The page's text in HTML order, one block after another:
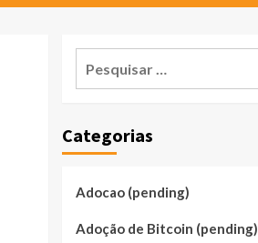
Categorias
Adocao (pending)
Adoção de Bitcoin (pending)